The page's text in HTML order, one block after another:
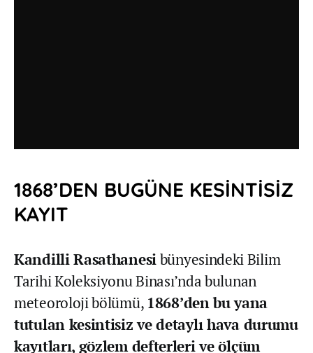
1868’DEN BUGÜNE KESİNTİSİZ
KAYIT
Kandilli Rasathanesibünyesindeki Bilim
Tarihi Koleksiyonu Binası’nda bulunan
meteoroloji bölümü, 1868’den bu yana
tutulan kesintisiz ve detaylı hava durumu
kayıtları, gözlem defterleri ve ölçüm